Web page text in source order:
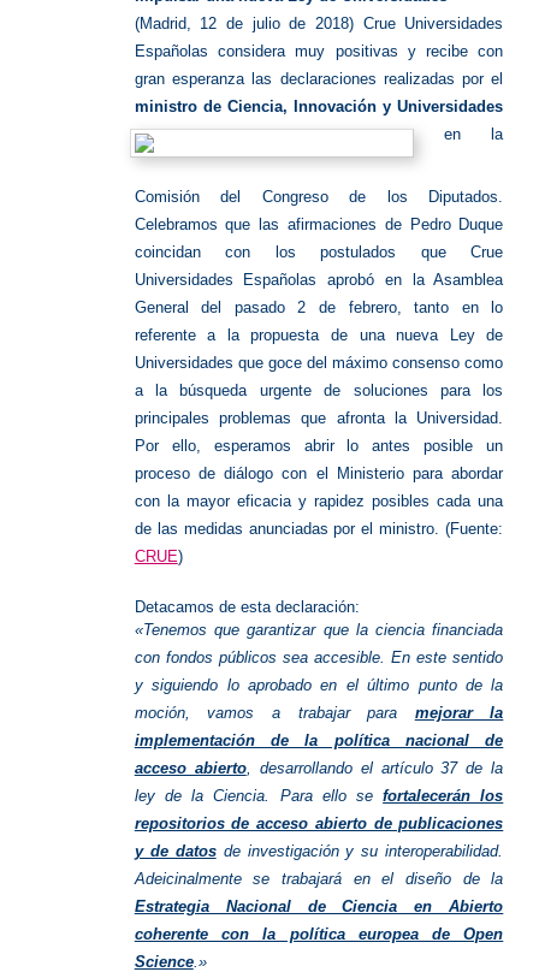
(Madrid, 12 de julio de 2018) Crue Universidades
Españolas considera muy positivas y recibe con
gran esperanza las declaraciones realizadas por el
ministro de Ciencia, Innovación y Universidades
en la
Comisión del Congreso de los Diputados.
Celebramos que las afirmaciones de Pedro Duque
coincidan con los postulados que Crue
Universidades Españolas aprobó en la Asamblea
General del pasado 2 de febrero, tanto en lo
referente a la propuesta de una nueva Ley de
Universidades que goce del máximo consenso como
a la búsqueda urgente de soluciones para los
principales problemas que afronta la Universidad.
Por ello, esperamos abrir lo antes posible un
proceso de diálogo con el Ministerio para abordar
con la mayor eficacia y rapidez posibles cada una
de las medidas anunciadas por el ministro. (Fuente:
CRUE)
Detacamos de esta declaración:
«Tenemos que garantizar que la ciencia financiada
con fondos públicos sea accesible. En este sentido
y siguiendo lo aprobado en el último punto de la
moción, vamos a trabajar para mejorar la
implementación de la política nacional de
acceso abierto, desarrollando el artículo 37 de la
ley de la Ciencia. Para ello sefortalecerán los
repositorios de acceso abierto de publicaciones
y de datosde investigación y su interoperabilidad.
Adeicinalmente se trabajará en el diseño de la
Estrategia Nacional de Ciencia en Abierto
coherente con la política europea de Open
Science.»